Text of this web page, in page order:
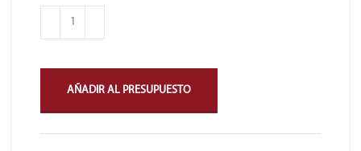
AÑADIR AL PRESUPUESTO